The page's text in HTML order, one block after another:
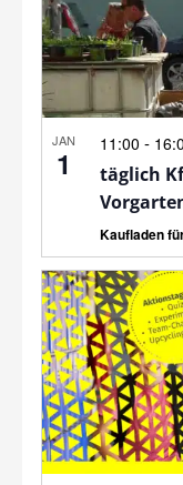
JAN
1
11:00 -
täglich
Kaufladen